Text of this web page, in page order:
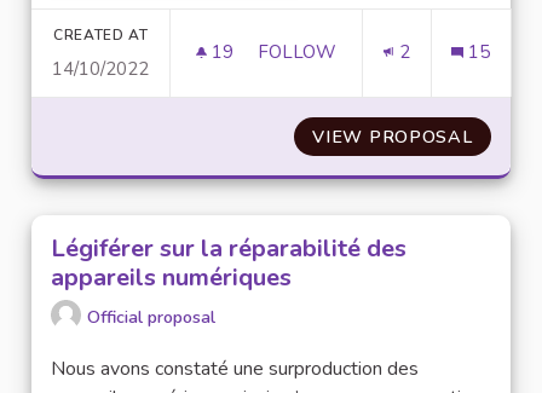
CREATED AT
14/10/2022
19 19 FOLLOWERS
FOLLOW 2 15
VIEW PROPOSAL
Légiférer sur la réparabilité des
appareils numériques
Official proposal
Nous avons constaté une surproduction des